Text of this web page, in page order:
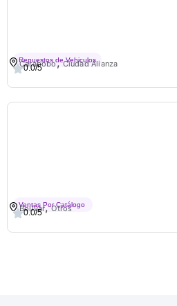
Repuestos Y Lubricantes Jm3
Repuestos de Vehiculos
Carabobo, Ciudad Alianza
0.0/5
RodrigoSpejos
Ventas Por Catálogo
Bolivar, Otros
0.0/5